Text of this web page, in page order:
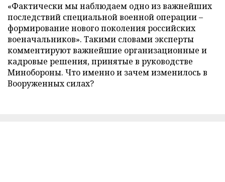
«Фактически мы наблюдаем одно из важнейших
последствий специальной военной операции –
формирование нового поколения российских
военачальников». Такими словами эксперты
комментируют важнейшие организационные и
кадровые решения, принятые в руководстве
Минобороны. Что именно и зачем изменилось в
Вооруженных силах?